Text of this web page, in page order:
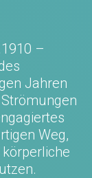
–
Jahren
Weg,